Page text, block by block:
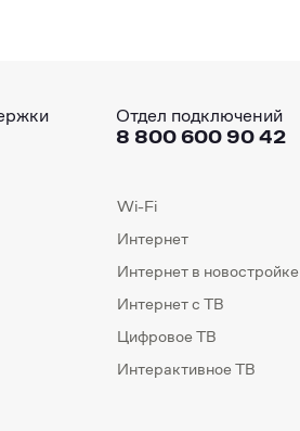
Отдел подключений
8 800 600 90 42
Wi-Fi
Интернет
Интернет в новостройке
Интернет с ТВ
Цифровое ТВ
Интерактивное ТВ